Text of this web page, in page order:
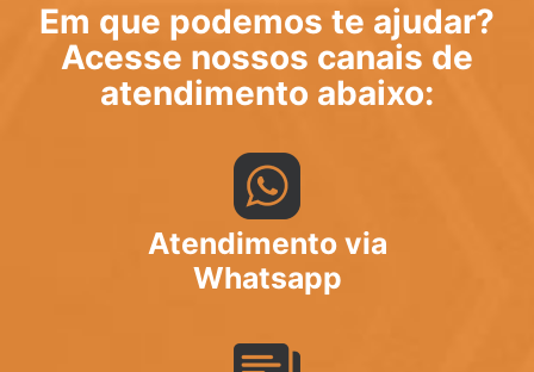
Em que podemos te ajudar?
Acesse nossos canais de
atendimento abaixo:
Atendimento via
Whatsapp